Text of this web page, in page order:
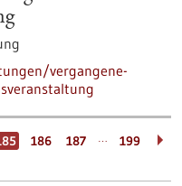
vergangene-
186 187 … 199